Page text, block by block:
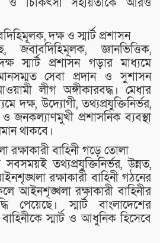
দক্ষ ও স্মার্ট প্রশাসন
জবাবদিহিমূলক, জ্ঞানভিত্তিক,
স্মার্ট প্রশাসন গড়ার মাধ্যমে
সেবা প্রদান ও সুশাসন
লীগ অঙ্গীকারবদ্ধ। মেধার
দক্ষ, উদ্যোগী, তথ্যপ্রযুক্তিনির্ভর,
ও জনকল্যাণমুখী প্রশাসনিক ব্যবস্থা
থাকবে।
বাহিনী গড়ে তোলা
তথ্যপ্রযুক্তিনির্ভর, উন্নত,
রক্ষাকারী বাহিনী গঠনের
আইনশৃঙ্খলা রক্ষাকারী বাহিনীর
পেয়েছে। স্মার্ট বাংলাদেশের
স্মার্ট ও আধুনিক হিসেবে